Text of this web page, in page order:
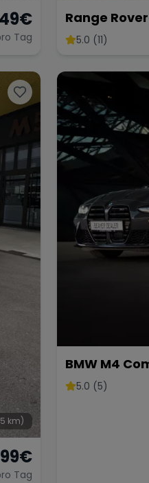
€
Tag
Range
5.0 (11)
km)
€
Tag
BMW M4
5.0 (5)